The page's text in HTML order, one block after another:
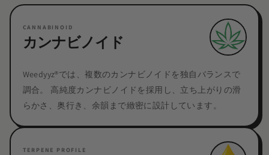
CANNABINOID
カンナビノイド
Weedyyz®︎では、複数のカンナビノイドを独自バランスで
調合。 高純度カンナビノイドを採用し、立ち上がりの滑
らかさ、奥行き、余韻まで緻密に設計しています。
TERPENE PROFILE